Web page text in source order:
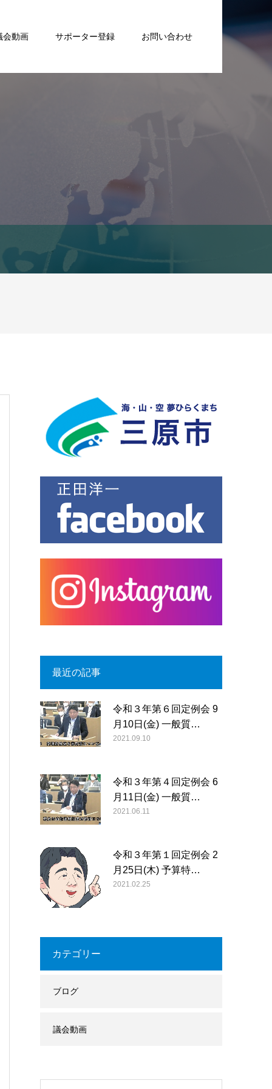
会動画 サポーター登録 お問い合わせ
最近の記事
令和３年第６回定例会 9
月10日(金) 一般質…
2021.09.10
令和３年第４回定例会 6
月11日(金) 一般質…
2021.06.11
令和３年第１回定例会 2
月25日(木) 予算特…
2021.02.25
カテゴリー
ブログ
議会動画